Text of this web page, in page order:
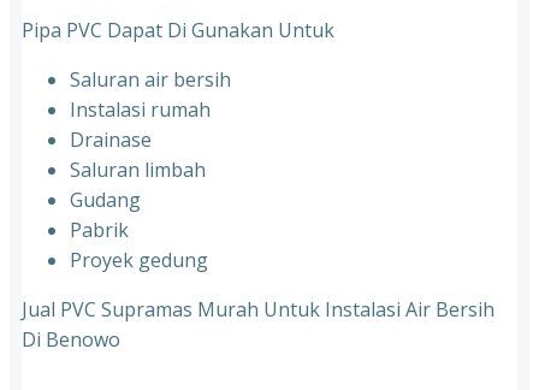
Pipa PVC Dapat Di Gunakan Untuk
Saluran air bersih
Instalasi rumah
Drainase
Saluran limbah
Gudang
Pabrik
Proyek gedung
Jual PVC Supramas Murah Untuk Instalasi Air Bersih
Di Benowo